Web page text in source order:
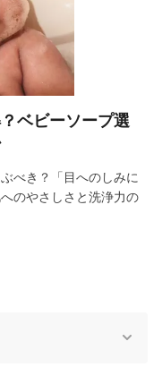
ベビーソープ選
べき？「目へのしみに
のやさしさと洗浄力の